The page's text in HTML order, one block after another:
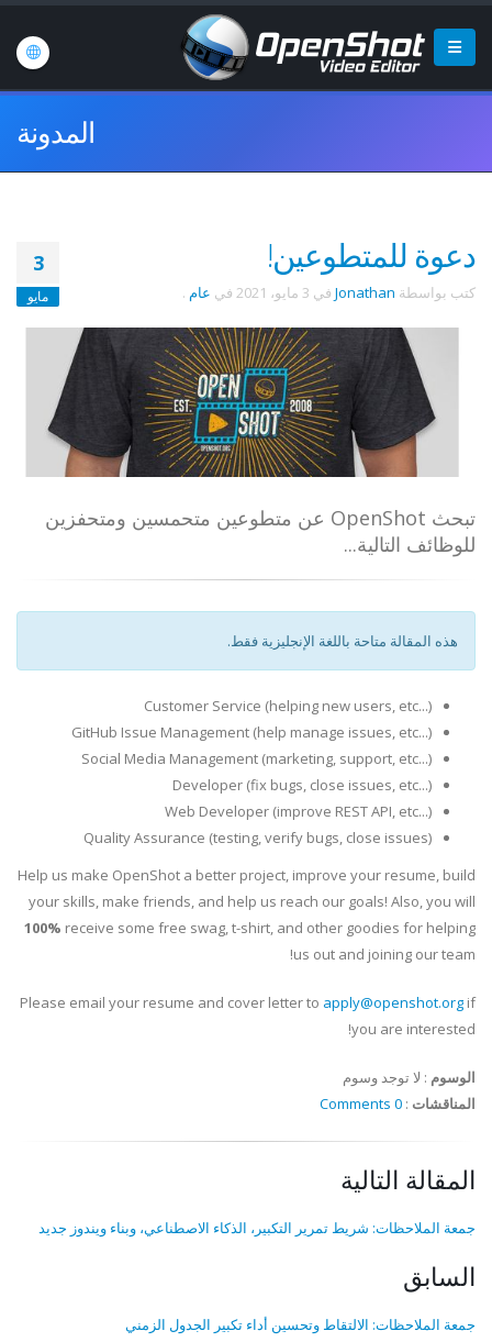
المدونة
3
مايو
دعوة للمتطوعين!
كتب بواسطة Jonathan في 3 مايو، 2021 في عام .
تبحث OpenShot عن متطوعين متحمسين ومتحفزين
للوظائف التالية...
هذه المقالة متاحة باللغة الإنجليزية فقط.
Customer Service (helping new users, etc...)
GitHub Issue Management (help manage issues, etc...)
Social Media Management (marketing, support, etc...)
Developer (fix bugs, close issues, etc...)
Web Developer (improve REST API, etc...)
Quality Assurance (testing, verify bugs, close issues)
Help us make OpenShot a better project, improve your resume, build
your skills, make friends, and help us reach our goals! Also, you will
100% receive some free swag, t-shirt, and other goodies for helping
us out and joining our team!
Please email your resume and cover letter to apply@openshot.org if
you are interested!
الوسوم : لا توجد وسوم
المناقشات :
0 Comments
المقالة التالية
جمعة الملاحظات: شريط تمرير التكبير، الذكاء الاصطناعي، وبناء ويندوز جديد
السابق
جمعة الملاحظات: الالتقاط وتحسين أداء تكبير الجدول الزمني